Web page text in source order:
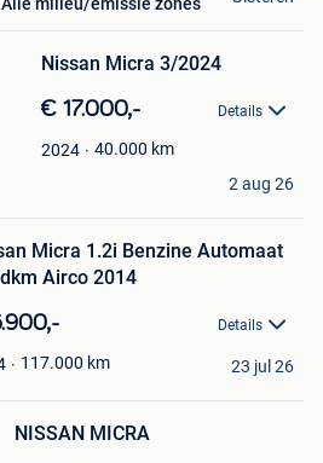
Nissan Micra 3/2024
€ 17.000,- Details
2024 40.000 km
2 aug 26
Micra 1.2i Benzine Automaat
Airco 2014
Details
117.000 km 23 jul 26
NISSAN MICRA